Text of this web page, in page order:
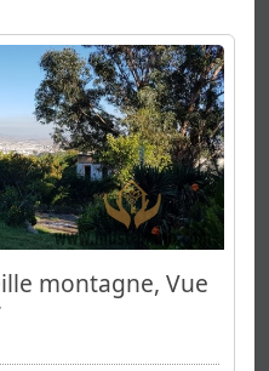
montagne, Vue